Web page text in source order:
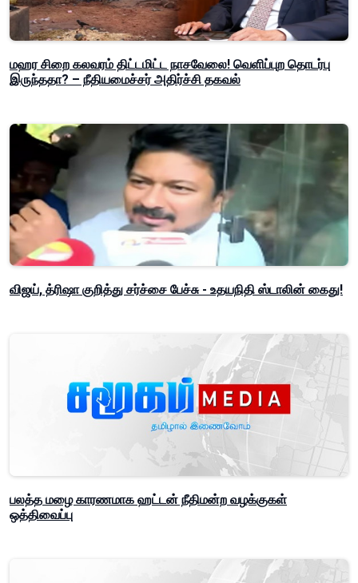
மஹர சிறை கலவரம் திட்டமிட்ட நாசவேலை! வெளிப்புற தொடர்பு
இருந்ததா? – நீதியமைச்சர் அதிர்ச்சி தகவல்
விஜய், த்ரிஷா குறித்து சர்ச்சை பேச்சு - உதயநிதி ஸ்டாலின் கைது!
பலத்த மழை காரணமாக ஹட்டன் நீதிமன்ற வழக்குகள்
ஒத்திவைப்பு